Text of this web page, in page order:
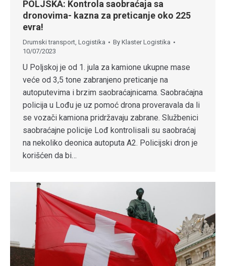
POLJSKA: Kontrola saobraćaja sa
dronovima- kazna za preticanje oko 225
evra!
Drumski transport, Logistika By Klaster Logistika
10/07/2023
U Poljskoj je od 1. jula za kamione ukupne mase
veće od 3,5 tone zabranjeno preticanje na
autoputevima i brzim saobraćajnicama. Saobraćajna
policija u Lođu je uz pomoć drona proveravala da li
se vozači kamiona pridržavaju zabrane. Službenici
saobraćajne policije Lođ kontrolisali su saobraćaj
na nekoliko deonica autoputa A2. Policijski dron je
korišćen da bi…